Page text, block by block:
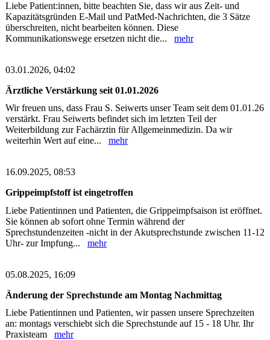
Liebe Patient:innen, bitte beachten Sie, dass wir aus Zeit- und
Kapazitätsgründen E-Mail und PatMed-Nachrichten, die 3 Sätze
überschreiten, nicht bearbeiten können. Diese
Kommunikationswege ersetzen nicht die... mehr
03.01.2026, 04:02
Ärztliche Verstärkung seit 01.01.2026
Wir freuen uns, dass Frau S. Seiwerts unser Team seit dem 01.01.26
verstärkt. Frau Seiwerts befindet sich im letzten Teil der
Weiterbildung zur Fachärztin für Allgemeinmedizin. Da wir
weiterhin Wert auf eine... mehr
16.09.2025, 08:53
Grippeimpfstoff ist eingetroffen
Liebe Patientinnen und Patienten, die Grippeimpfsaison ist eröffnet.
Sie können ab sofort ohne Termin während der
Sprechstundenzeiten -nicht in der Akutsprechstunde zwischen 11-12
Uhr- zur Impfung... mehr
05.08.2025, 16:09
Änderung der Sprechstunde am Montag Nachmittag
Liebe Patientinnen und Patienten, wir passen unsere Sprechzeiten
an: montags verschiebt sich die Sprechstunde auf 15 - 18 Uhr. Ihr
Praxisteam mehr